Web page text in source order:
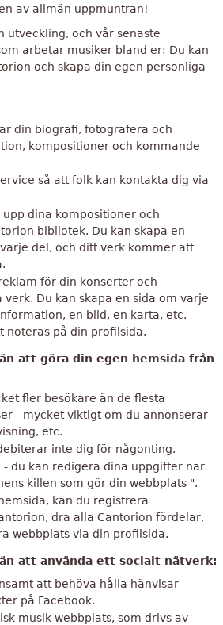
av allmän uppmuntran!
utveckling, och vår senaste
arbetar musiker bland er: Du kan
och skapa din egen personliga
din biografi, fotografera och
kompositioner och kommande
så att folk kan kontakta dig via
dina kompositioner och
bibliotek. Du kan skapa en
del, och ditt verk kommer att
för din konserter och
Du kan skapa en sida om varje
en bild, en karta, etc.
noteras på din profilsida.
att göra din egen hemsida från
fler besökare än de flesta
- mycket viktigt om du annonserar
etc.
inte dig för någonting.
du kan redigera dina uppgifter när
killen som gör din webbplats ".
kan du registrera
dra alla Cantorion fördelar,
webbplats via din profilsida.
att använda ett socialt nätverk:
att behöva hålla hänvisar
på Facebook.
musik webbplats, som drivs av